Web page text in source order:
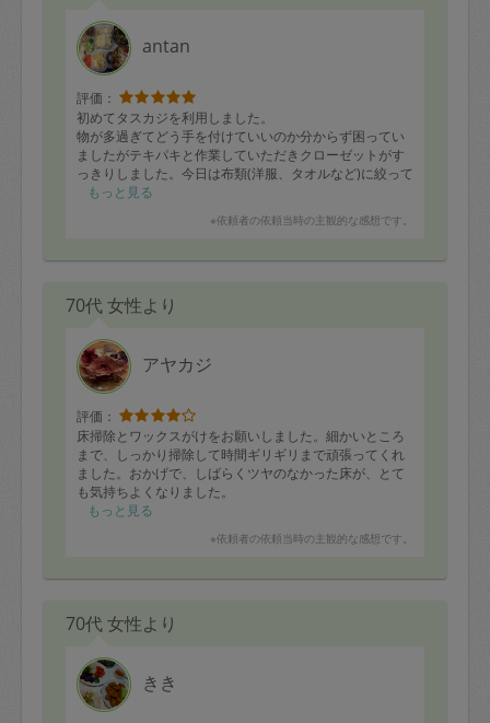
antan
評価：
初めてタスカジを利用しました。
物が多過ぎてどう手を付けていいのか分からず困ってい
ましたがテキパキと作業していただきクローゼットがす
っきりしました。今日は布類(洋服、タオルなど)に絞って
作業を行い、ご指示通りに要る物と捨てる物を分けてい
いる物は綺麗に畳んで収納してくださいました。さすが
選別が終わって満足です。
もっと見る
※依頼者の依頼当時の主観的な感想です。
70代 女性より
アヤカジ
評価：
床掃除とワックスがけをお願いしました。細かいところ
まで、しっかり掃除して時間ギリギリまで頑張ってくれ
ました。おかげで、しばらくツヤのなかった床が、とて
も気持ちよくなりました。
私は仕事をしていたので、あまりお話しませんでした
また是非お願いしたいと思います。
予約を受ける時や訪問の前日などに、もう少し丁寧な連
また、前日にワックスをお願いする旨伝えていたので、
見たら、素手でワックスがけなさっていたので、びっく
りしました。手袋持ってくるか、なければ言ってもらえ
ればあったのに〜と、気になりました。
次回から、是非手袋持参でお願いします。
もっと見る
※依頼者の依頼当時の主観的な感想です。
70代 女性より
きき